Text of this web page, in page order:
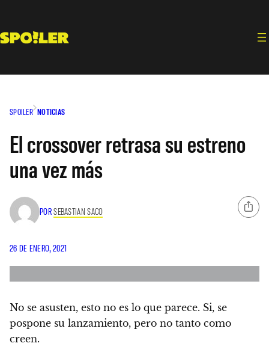
contenido
SPOILER NOTICIAS
El crossover retrasa su estreno
una vez más
PORSEBASTIAN SACO
26 DE ENERO, 2021
No se asusten, esto no es lo que parece. Si, se
pospone su lanzamiento, pero no tanto como
creen.